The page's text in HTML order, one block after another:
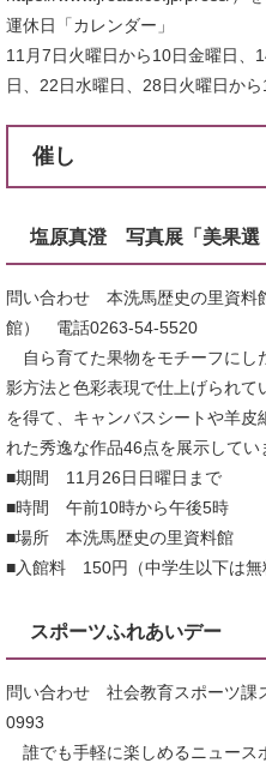
運休日「カレンダー」
11月7日火曜日から10日金曜日、
日、22日水曜日、28日火曜日か
催し
塩原真澄 写真展「美果選
問い合わせ 本洗馬歴史の里資料
館） 電話0263-54-5520
自ら育てた果物をモチーフにし
影方法と色彩表現で仕上げられて
を得て、キャンバスシートや羊皮
れた秀逸な作品46点を展示してい
■期間 11月26日日曜日まで
■時間 午前10時から午後5時
■場所 本洗馬歴史の里資料館
■入館料 150円（中学生以下は無
スポーツふれあいデー
問い合わせ 社会教育スポーツ
0993
誰でも手軽に楽しめるニュース